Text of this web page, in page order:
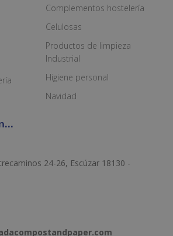
Complementos hostelería
Celulosas
Productos de limpieza
Industrial
Higiene personal
Navidad
24-26, Escúzar 18130 -